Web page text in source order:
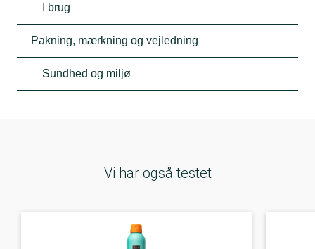
I brug
Pakning, mærkning og vejledning
Sundhed og miljø
Vi har også testet